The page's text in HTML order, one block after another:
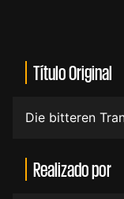
Título Original
Die bitteren
Realizado por